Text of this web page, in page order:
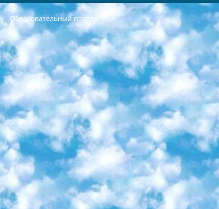
Образовательный портал
РЕСПУБЛИКА УЗБЕКИСТАН МИНИСТРЕРСТВО ДОШКОЛЬНОГО И ШКОЛЬНОГО ОБРАЗОВАНИЯ КОМАНДА в общеобразовательных учреждениях в 2023-2024 учебном году организация и проведение итоговой государственной аттестации обучающихся о Министра дошкольного и школьного образования Республики Узбекистан от 4 марта 2008 года (постановлением Минюста от 20 марта 2008 года № 1778 государственной регистрации) «Итоговое состояние учащихся общего среднего образования на основании положения об утверждении положения об аттестации общего среднего образования выпускной экзамен студентов в образовательных учреждениях в 2023-2024 учебном году В целях организации и прохождения аттестации приказываю: 1. Следующее: перечень предметов, по которым будет проводиться итоговая государственная аттестация и экзамен формы перевода согласно приложению 1; сертификаты международного образца, оценивающие уровень владения иностранными языками перечень согласно приложению 2; 2. Педагогический при специализированных образовательных учреждениях. научно-практический центр квалификации и международной оценки (Д.Давидова) 2024 г. До 25 марта: задания по предметам, по которым будет проводиться итоговая аттестация разработка и утверждение технических условий; итоговая аттестация на основании разработанного предметного задания разработка вопросов по предметам (устно и письменно), экзамен передача; общеобразовательные средние школы и специальные учебные заведения учащиеся выпускных классов школ и интернатов в агентской системе подготовка базы данных экзаменационных материалов и критериев оценки; перевод базы экзаменационных материалов на все языки обучения подать в Республиканский образовательный центр для изготовления; варианты экзаменов на основе разработанных контрольных материалов пусть будут поставлены задачи формирования. 3. Республиканский образовательный центр (Ш.Худайкулов) до 5 апреля 2024 года. до: база данных предоставленных экзаменационных материалов на все языки обучения перевод и экспертиза; для слепых, слабовидящих, глухих, слабослышащих и умственно отсталых детей учащиеся выпускных классов специализированных школ и школ-интернатов база данных экзаменационных материалов на всех преподаваемых языках подготовка критериев оценки; специализированные школы для умственно отсталых детей и технологии для учащихся выпускных классов школ-интернатов разработка соответствующих рекомендаций и критериев проведения ЕГЭ по естествознанию давать задания. 4. Педагогический при специализированных образовательных учреждениях. Научно-практический центр навыков и международной оценки (Д.Давидова), Республика образовательный центр (Худайкулов Ш.) итоговый государственный аттестационный экзамен ориентирован на творческое и логическое мышление при подготовке базы материалов учитывать введение заданий. 5. Следует отметить, что: сертификат государственного образца о знании общеобразовательного предмета и как минимум национальный уровень B1 по предметам на иностранных языках, указанным в Приложении 2. или международно признанный сертификат эквивалентного уровня студенты, изучающие определенный предмет, освобождаются от экзамена; по соответствующим предметам запланирована итоговая государственная аттестация за день до дня, путем жеребьевки Рабочей группой (в письменной форме по предметам, проводимым в форме) из числа сформированных вариантов выбрано 2 варианта; 2 выбранных варианта экзамена анонсированы на официальном сайте министерства и все выпускники по всей стране на основе этих вариантов проводит итоговую государственную аттестацию. 6. Государственное образование учащихся средних общеобразовательных учреждений. знания в соответствии с квалификационными требованиями, которые необходимо приобрести на основании стандартов итоговый (выпускной) контроль для 9 и 11 классов в целях тестирования Экзамены (далее – экзамены) состоят из предметов, перечисленных в приложении 1. будет сделано. 7. Экзамены пройдут с 26 мая по 15 июня 2024 г. (кроме науки физического воспитания). 8. Физическая для учащихся 9 классов общесредних образовательных учреждений. Экзамены по предмету «Образование, квалификация медицина» 1-6 мая 2024 года. сотрудники перевести под присмотр (с отклонениями в физическом или умственном развитии) специализированная школа для детей, школы-интернаты и со сколиозом школы-интернаты санаторного типа для больных детей исключены). 9. Он был слепым, слабовидящим и имел нарушения опорно-двигательного аппарата. экзамены в специализированных школах и интернатах для детей должны проводиться исходя из требований, предъявляемых к общеобразовательным учреждениям (физкультура кроме науки). 10. Специализированная школа для глухих и слабослышащих детей. и экзамены в интернатах и быть реализован в виде письменного теста по математике. 11. Специальность для умственно отсталых детей. Для 9 класса Родной язык и литературное письмо Государственный язык (язык обучения – узбекский). для неклассов) написано Математическое письмо Письменная/устная история Узбекистана Физическое воспитание практично Итоговый контроль Для 11 класса Написание родного языка и литературы (эссе) Математическое письмо Узбекский язык (обучение на узбекском языке) не посещающее общее среднее образование для учреждений)/Образовательное учреждение выбор письменный и устный Иностранный язык письменный/устный Письменная/устная история Узбекистана *По выбору студента:  Химия  Физика  Основы государственного права  География 10 бесплатных образовательных ресурсов - Мы составили подборку онлайн-проектов с интерактивными упражнениями, видеолекциями и статьями. Они помогут вам обрести новые и освежить старые знания бесплатно. 1. «ИНТУИТ» Старейшая образовательная площадка Рунета. Здесь вы найдёте сотни текстовых и видеокурсов на десятки различных тем — от программирования до психологии. Многие курсы подготовлены российскими университетами и крупными международными компаниями вроде Intel и Microsoft. Самостоятельное обучение бесплатное, но желающие могут оплатить услуги персональных наставников. 2. «Смартия» знакомит с актуальными профессиями и подсказывает, как им обучаться. Выбрав заинтересовавшую вас специальность — SMM-специалист, фотограф, веб-дизайнер или другую, — увидите список необходимых для неё умений. Чтобы вы могли освоить их самостоятельно, для каждого умения площадка отображает подборку ссылок на учебные материалы. Хотя «Смартия» ориентируется на русскоязычную аудиторию, часть контента всё же доступна только на английском. 3. «Лекторий Физтеха» Проект Московского физико-технического института (Физтеха). С его помощью вы можете смотреть онлайн серии лекций, записанные на видео в этом вузе. В числе доступных предметов — физика, биология, химия, информационные технологии и другие. К некоторым лекциям администрация ресурса прилагает готовые конспекты, которые можно скачивать в PDF-формате. 4. ITMOcourses Онлайн-площадка Санкт-Петербургского национального исследовательского университета информационных технологий, механики и оптики (ИТМО). Ресурс предоставляет свободный доступ к курсам, разработанным в этом вузе. Каталог материалов разбит на четыре категории: «Оптические системы и технологии», «Приборостроение и робототехника», «Информационные технологии» и «Биотехнологии». Курсы состоят из видеолекций, интерактивных демонстраций и заданий. 5. «КиберЛенинка» Электронная научная библиотека открытого доступа. Каталог площадки регулярно обрастает текстами статей из различных научных изданий. Сгруппированные по журналам и рубрикам публикации можно читать онлайн или скачивать целиком в PDF-формате. Проект нацелен на популяризацию науки за счёт открытого доступа к качественной информации. 6. «ПостНаука» На этом ресурсе публикуют подборки видеолекций, составленные экспертами из разных отраслей и объединённые общими темами. Среди них, к примеру, есть серии «Биоинформатика и геномика», «Культура средневековой Скандинавии» и Cinema Studies о теории кино. Каждая подборка лекций — логически связанная история, рассказанная экспертом от первого лица. Кроме того, на сайте появляются научно-образовательные статьи и тесты на разные темы. 7. «Newочём» Команда проекта «Newочём» отбирает самые интересные тексты из англоязычных СМИ и переводит те из них, за которые голосуют участники сообщества «ВКонтакте». По большей части это научно-популярные статьи. Редакторы придумывают лишь заголовки, в остальном содержание переводов соответствует оригиналам. Полные тексты можно читать прямо в социальной сети. 8. InternetUrok Онлайн-база материалов по основным дисциплинам школьной программы. Информация на сайте структурирована по классам, предметам и темам (урокам). Каждый урок состоит из видеолекций и конспектов. Есть также интерактивные тренажёры и тесты для закрепления пройденного материала. Даже если вы давно окончили школу, возможность повторить программу старших классов всегда может пригодиться. 9. Edutainme Ещё один ресурс об образовании. В отличие от Newtonew, как мне кажется, Edutainme больше ориентируется на представителей индустрии: педагогов, предпринимателей, разработчиков образовательных проектов. Но и любой, кто просто стремится к саморазвитию, найдёт на сайте много полезного и интересного для себя. Например, информацию о новых курсах и образовательных сервисах. 10. Newtonew Онлайн-медиа об образовании и обучении в широком смысле. Авторы Newtonew пишут об инструментах, заведениях, тактиках и стратегиях, которые помогают учить других и получать новые знания самостоятельно. На этой площадке вы найдёте новости, обзоры, аналитические мат